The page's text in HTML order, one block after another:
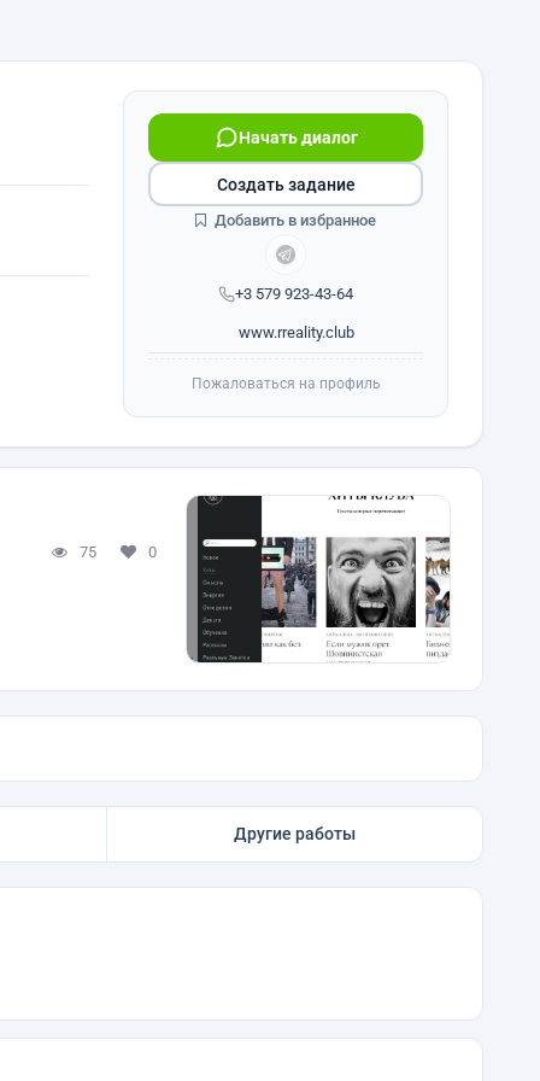
+3 579 923-43-64
Начать диалог
www.rreality.club
Создать задание
Добавить в избранное
Пожаловаться на профиль
75 0
Другие работы